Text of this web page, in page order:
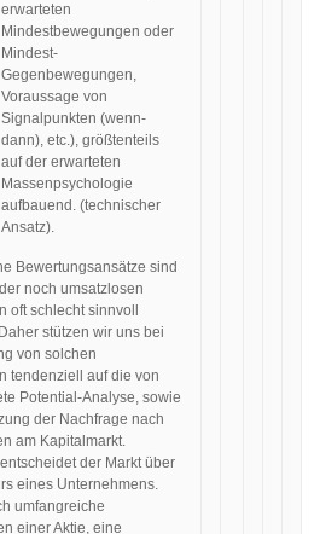
erwarteten
Mindestbewegungen oder
Mindest-
Gegenbewegungen,
Voraussage von
Signalpunkten (wenn-
dann), etc.), größtenteils
auf der erwarteten
Massenpsychologie
aufbauend. (technischer
Ansatz).
Bewertungsansätze sind
noch umsatzlosen
oft schlecht sinnvoll
stützen wir uns bei
von solchen
tendenziell auf die von
Potential-Analyse, sowie
der Nachfrage nach
am Kapitalmarkt.
der Markt über
eines Unternehmens.
umfangreiche
einer Aktie, eine